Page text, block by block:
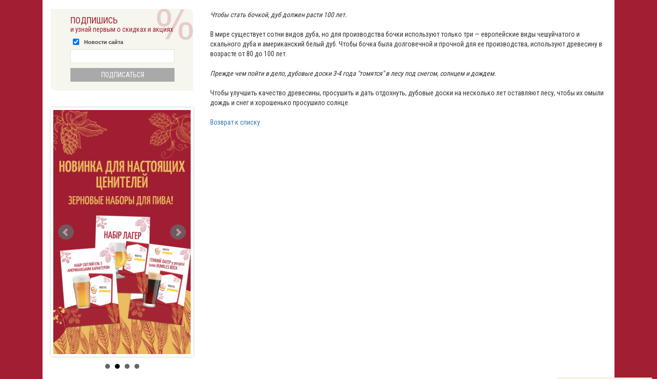
Чтобы стать бочкой, дуб должен расти 100 лет.
В мире существует сотни видов дуба, но для производства бочки используют только три — европейские виды чешуйчатого и
скального дуба и американский белый дуб. Чтобы бочка была долговечной и прочной для ее производства, используют древесину в
возрасте от 80 до 100 лет.
Прежде чем пойти в дело, дубовые доски 3-4 года "томятся" в лесу под снегом, солнцем и дождем.
Чтобы улучшить качество древесины, просушить и дать отдохнуть, дубовые доски на несколько лет оставляют лесу, чтобы их омыли
дождь и снег и хорошенько просушило солнце.
Возврат к списку
ПОДПИШИСЬ
и узнай первым о скидках и акциях
Новости сайта